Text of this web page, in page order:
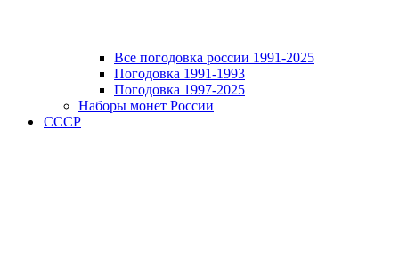
Все погодовка россии 1991-2025
Погодовка 1991-1993
Погодовка 1997-2025
Наборы монет России
СССР